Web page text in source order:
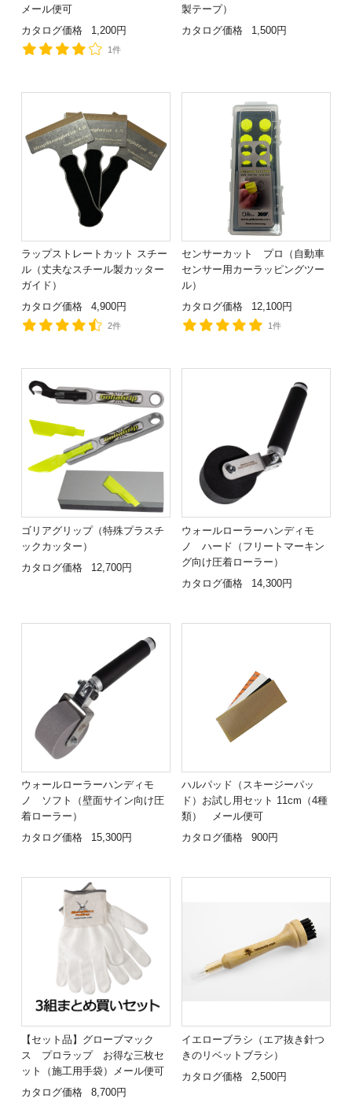
メール便可
カタログ価格
1,200円
1件
製テープ）
カタログ価格
1,500円
ラップストレートカット スチー
ル（丈夫なスチール製カッター
ガイド）
カタログ価格
4,900円
2件
センサーカット プロ（自動車
センサー用カーラッピングツー
ル）
カタログ価格
12,100円
1件
ゴリアグリップ（特殊プラスチ
ックカッター）
カタログ価格
12,700円
ウォールローラーハンディモ
ノ ハード（フリートマーキン
グ向け圧着ローラー）
カタログ価格
14,300円
ウォールローラーハンディモ
ノ ソフト（壁面サイン向け圧
着ローラー）
カタログ価格
15,300円
ハルパッド（スキージーパッ
ド）お試し用セット 11cm（4種
類） メール便可
カタログ価格
900円
【セット品】グローブマック
ス プロラップ お得な三枚セ
ット（施工用手袋）メール便可
カタログ価格
8,700円
イエローブラシ（エア抜き針つ
きのリベットブラシ）
カタログ価格
2,500円